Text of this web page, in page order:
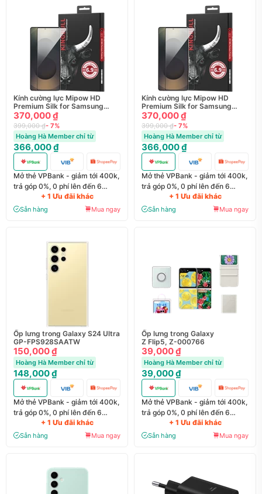
Kính cường lực Mipow HD
Premium Silk for Samsung
Galaxy S26 Plus BJS26
370,000 ₫
399,000 ₫- 7%
Hoàng Hà Member chỉ từ
366,000 ₫
Mở thẻ VPBank - giảm tới 400k,
trả góp 0%, 0 phí lên đến 6
+ 1 Ưu đãi khác
Sẵn hàng Mua ngay
Kính cường lực Mipow HD
Premium Silk for Samsung
Galaxy S26 Ultra BJS26
370,000 ₫
399,000 ₫- 7%
Hoàng Hà Member chỉ từ
366,000 ₫
Mở thẻ VPBank - giảm tới 400k,
trả góp 0%, 0 phí lên đến 6
+ 1 Ưu đãi khác
Sẵn hàng Mua ngay
Ốp lưng trong Galaxy S24 Ultra
GP-FPS928SAATW
150,000 ₫
Hoàng Hà Member chỉ từ
148,000 ₫
Mở thẻ VPBank - giảm tới 400k,
trả góp 0%, 0 phí lên đến 6
+ 1 Ưu đãi khác
Sẵn hàng Mua ngay
Ốp lưng trong Galaxy
Z Flip5, Z-000766
39,000 ₫
Hoàng Hà Member chỉ từ
39,000 ₫
Mở thẻ VPBank - giảm tới 400k,
trả góp 0%, 0 phí lên đến 6
+ 1 Ưu đãi khác
Sẵn hàng Mua ngay